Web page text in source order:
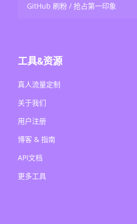
GitHub 刷粉 / 抢占第一印象
工具&资源
真人流量定制
关于我们
用户注册
博客 & 指南
API文档
更多工具